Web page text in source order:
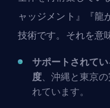
ャッジメント』『龍
技術です。それを意
サポートされて
度、沖縄と東京
れています。